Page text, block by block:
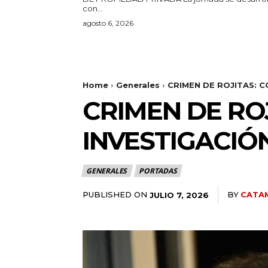
con...
agosto 6, 2026